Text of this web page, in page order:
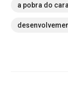
a pobra do